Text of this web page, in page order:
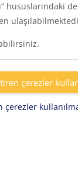
hususlarındaki
çerezler